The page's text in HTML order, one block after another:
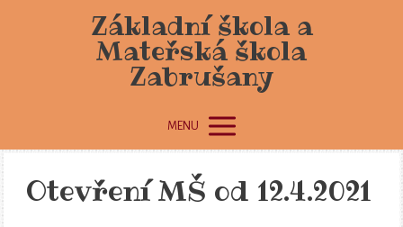
Základní škola a
Mateřská škola
Zabrušany
MENU
Otevření MŠ od 12.4.2021